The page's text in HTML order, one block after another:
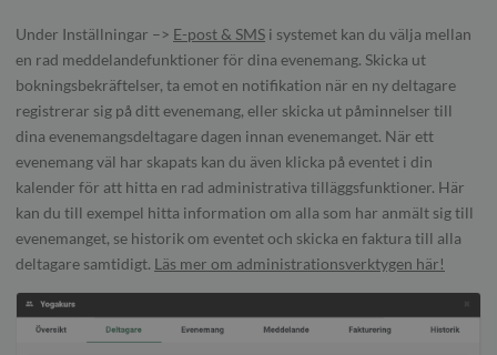
Under Inställningar –> E-post & SMS i systemet kan du välja mellan
en rad meddelandefunktioner för dina evenemang. Skicka ut
bokningsbekräftelser, ta emot en notifikation när en ny deltagare
registrerar sig på ditt evenemang, eller skicka ut påminnelser till
dina evenemangsdeltagare dagen innan evenemanget. När ett
evenemang väl har skapats kan du även klicka på eventet i din
kalender för att hitta en rad administrativa tilläggsfunktioner. Här
kan du till exempel hitta information om alla som har anmält sig till
evenemanget, se historik om eventet och skicka en faktura till alla
deltagare samtidigt. Läs mer om administrationsverktygen här!